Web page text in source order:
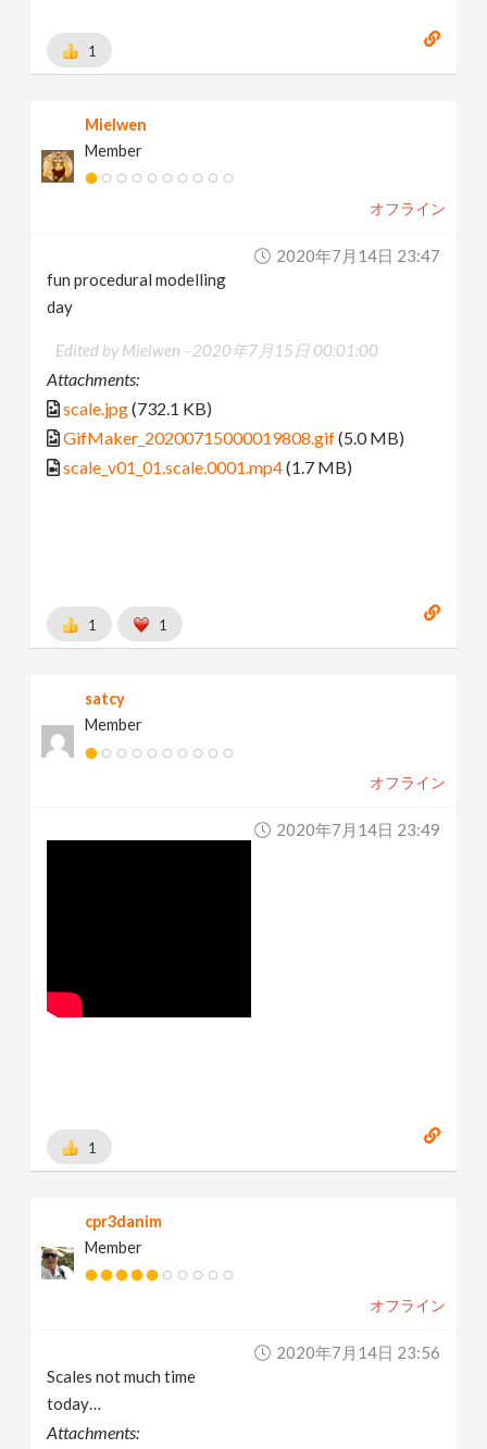
1
Mielwen
Member
オフライン
2020年7月14日 23:47
fun procedural modelling
day
Edited by Mielwen - 2020年7月15日 00:01:00
Attachments:
scale.jpg(732.1 KB)
GifMaker_20200715000019808.gif(5.0 MB)
scale_v01_01.scale.0001.mp4(1.7 MB)
1 1
satcy
Member
オフライン
2020年7月14日 23:49
1
cpr3danim
Member
オフライン
2020年7月14日 23:56
Scales not much time
today…
Attachments: